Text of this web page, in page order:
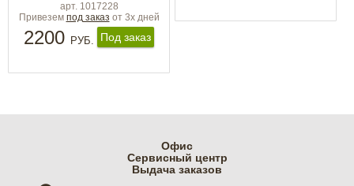
арт. 1017228
Привезем под заказ от 3х дней
2200 РУБ. Под заказ
Офис
Cервисный центр
Выдача заказов